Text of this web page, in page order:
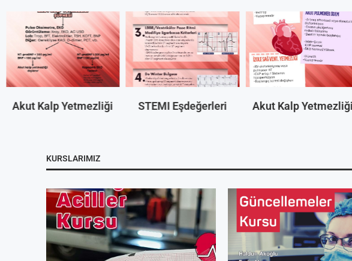
Akut Kalp Yetmezliği STEMI Eşdeğerleri Akut Kalp Yetmezliği
KURSLARIMIZ